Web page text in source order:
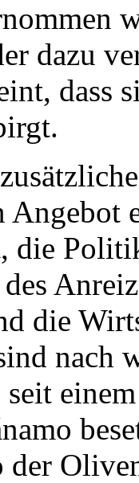
dazu
dass
Angebot
die
die
nach